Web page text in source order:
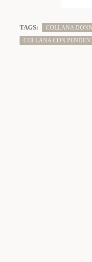
TAGS: COLLANA
COLLANA CON